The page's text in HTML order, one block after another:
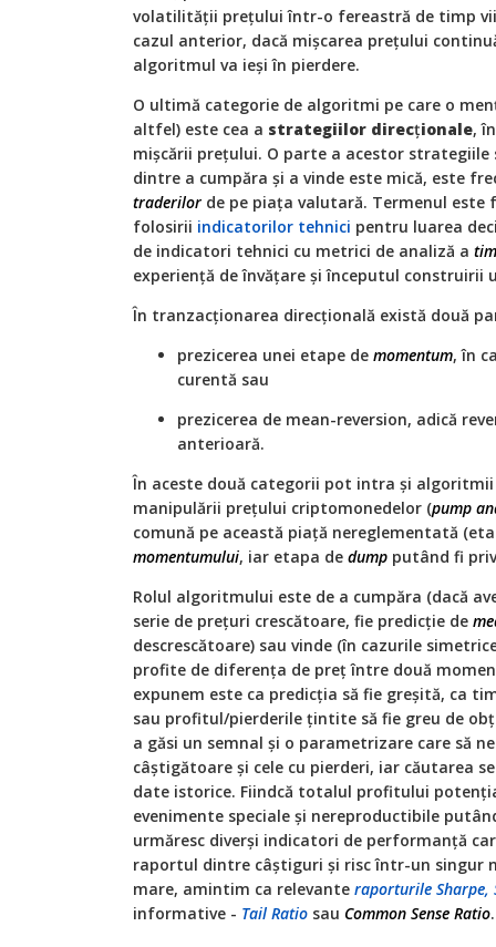
volatilităţii preţului într-o fereastră de timp
cazul anterior, dacă mişcarea preţului
algoritmul va ieşi în pierdere.
O ultimă categorie de algoritmi pe care o
altfel) este cea a strategiilor direcţionale,
mişcării preţului. O parte a acestor
dintre a cumpăra şi a vinde este mică, este
traderilor de pe piaţa valutară. Termenul
folosirii indicatorilor tehnici pentru luarea
de indicatori tehnici cu metrici de analiză a
experienţă de învăţare şi începutul
În tranzacţionarea direcţională există două
prezicerea unei etape de momentum, în
curentă sau
prezicerea de mean-reversion, adică
anterioară.
În aceste două categorii pot intra şi
manipulării preţului criptomonedelor (pump
comună pe această piaţă nereglementată
momentumului, iar etapa de dump putând fi
Rolul algoritmului este de a cumpăra (dacă
serie de preţuri crescătoare, fie predicţie de
descrescătoare) sau vinde (în cazurile
profite de diferenţa de preţ între două
expunem este ca predicţia să fie greşită, ca
sau profitul/pierderile ţintite să fie greu de
a găsi un semnal şi o parametrizare care să
câştigătoare şi cele cu pierderi, iar căutarea
date istorice. Fiindcă totalul profitului
evenimente speciale şi nereproductibile
urmăresc diverşi indicatori de performanţă
raportul dintre câştiguri şi risc într-un singur
mare, amintim ca relevante raporturile Sharpe,
informative - Tail Ratio sau Common Sense Ratio.